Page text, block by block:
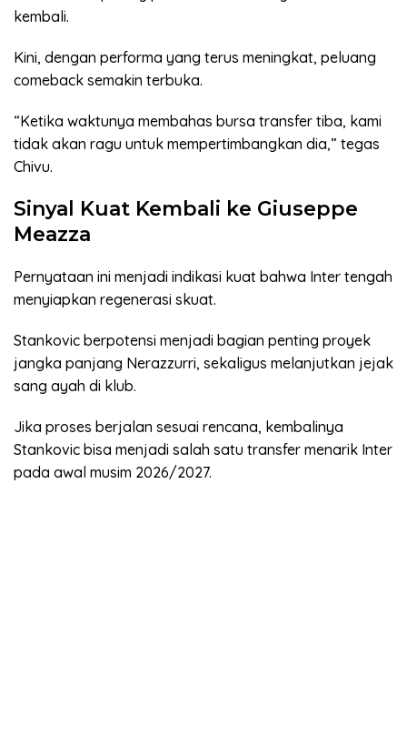
kembali.
Kini, dengan performa yang terus meningkat, peluang
comeback semakin terbuka.
“Ketika waktunya membahas bursa transfer tiba, kami
tidak akan ragu untuk mempertimbangkan dia,” tegas
Chivu.
Sinyal Kuat Kembali ke Giuseppe
Meazza
Pernyataan ini menjadi indikasi kuat bahwa Inter tengah
menyiapkan regenerasi skuat.
Stankovic berpotensi menjadi bagian penting proyek
jangka panjang Nerazzurri, sekaligus melanjutkan jejak
sang ayah di klub.
Jika proses berjalan sesuai rencana, kembalinya
Stankovic bisa menjadi salah satu transfer menarik Inter
pada awal musim 2026/2027.